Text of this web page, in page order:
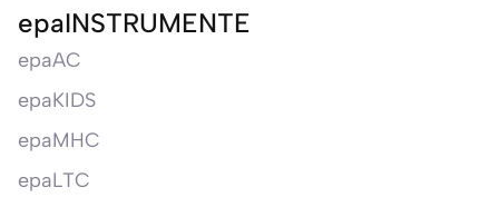
epaINSTRUMENTE
epaAC
epaKIDS
epaMHC
epaLTC